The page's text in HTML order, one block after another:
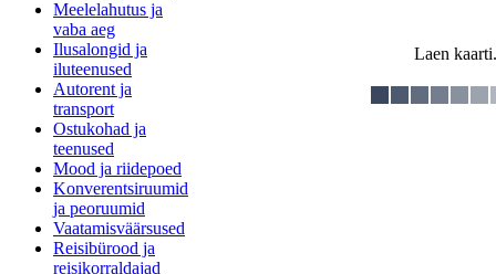
Meelelahutus ja
vaba aeg
Ilusalongid ja
iluteenused
Autorent ja
transport
Ostukohad ja
teenused
Mood ja riidepoed
Konverentsiruumid
ja peoruumid
Vaatamisväärsused
Reisibürood ja
reisikorraldajad
Laen